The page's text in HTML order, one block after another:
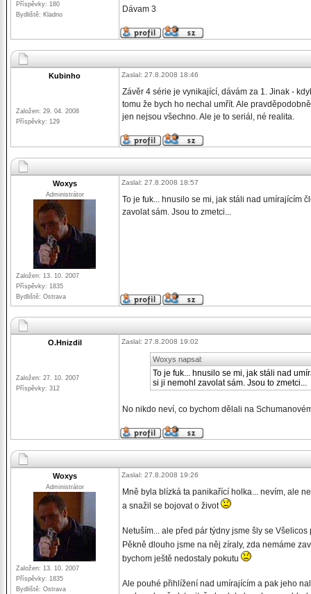
Příspěvky: 180
Bydliště: Kladno
Dávam 3
Kubinho
Založen: 29. 04. 2008
Příspěvky: 129
Zaslal: 27.8.2008 18:46
Závěr 4 série je vynikající, dávám za 1. Jinak -
tomu že bych ho nechal umřít. Ale
jen nejsou všechno. Ale je to seriál, né realita.
Woxys
Administrátor
Založen: 13. 10. 2007
Příspěvky: 1835
Bydliště: Ostrava
Zaslal: 27.8.2008 18:57
To je fuk... hnusilo se mi, jak stáli nad umírajícím
zavolat sám. Jsou to zmetci...
O.Hnizdil
Založen: 27. 10. 2007
Příspěvky: 312
Zaslal: 27.8.2008 19:02
Woxys napsal:
To je fuk... hnusilo se mi, jak stáli nad
si ji nemohl zavolat sám. Jsou to zmetci...
No nikdo neví, co bychom dělali na
Woxys
Administrátor
Založen: 13. 10. 2007
Příspěvky: 1835
Bydliště: Ostrava
Zaslal: 27.8.2008 19:26
Mně byla blízká ta panikařící holka... nevím, ale
a snažil se bojovat o život
Netuším... ale před pár týdny jsme šly se
Pěkně dlouho jsme na něj zíraly, zda nemáme
bychom ještě nedostaly pokutu
Ale pouhé přihlížení nad umírajícím a pak jeho